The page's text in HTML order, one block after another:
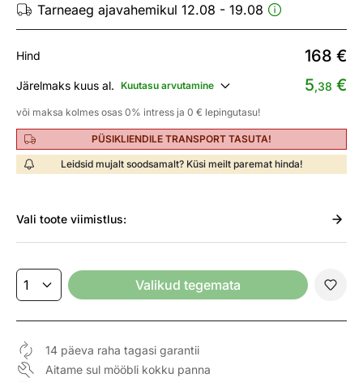
Tarneaeg ajavahemikul 12.08 - 19.08
Hind 168 €
Järelmaks kuus al. Kuutasu arvutamine 5,38 €
või maksa kolmes osas 0% intress ja 0 € lepingutasu!
PÜSIKLIENDILE TRANSPORT TASUTA!
Leidsid mujalt soodsamalt? Küsi meilt paremat hinda!
Vali toote viimistlus:
Valikud tegemata
14 päeva raha tagasi garantii
Aitame sul mööbli kokku panna